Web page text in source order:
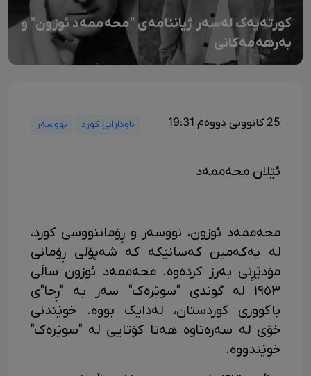
کورتەیەک لەسەر ژیاننامەی "محەممەد ئوزون" و
بەرهەمەکانی
25 کانوونی دووەم 19:31 ناودارانی کورد نووسەر
ئێلان محەممەد
محەممەد ئوزون، نووسەر و ڕۆماننووسی کورد،
لە یەکەمین کەسانێکە کە شەپۆلی ڕۆمانی
مۆدێڕنی بەرز کردەوە. محەممەد ئوزون ساڵی
١٩٥٣ لە گوندی "سوێرەک" سەر بە "ڕحا"ی
باکووری کوردستان، لەدایک بووە. خوێندنی
خۆی لە سەرەتاوە هەتا کۆتایی لە "سوێرەک"
خوێندووە.